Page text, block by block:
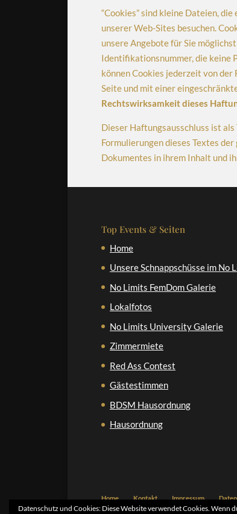
“Cookies” sind kleine Dateien,
unserer Web-Sites besuchen.
unsere Angebote für Sie
Identifikationsnummer, die keine
können Cookies jederzeit von
Seite und mit einer
Rechtswirksamkeit dieses
Dieser Haftungsausschluss ist
Formulierungen dieses Textes
Dokumentes in ihrem Inhalt und
Top Events & Seiten
Home
Unsere Schnappschüsse im No
No Limits FemDom Galerie
Lokalfotos
No Limits University Galerie
Zimmermiete
Red Ass Contest
Gästestimmen
BDSM Hausordnung
Hausordnung
Home Kontakt Impressum
Datenschutz und Cookies: Diese Website verwendet Cookies.